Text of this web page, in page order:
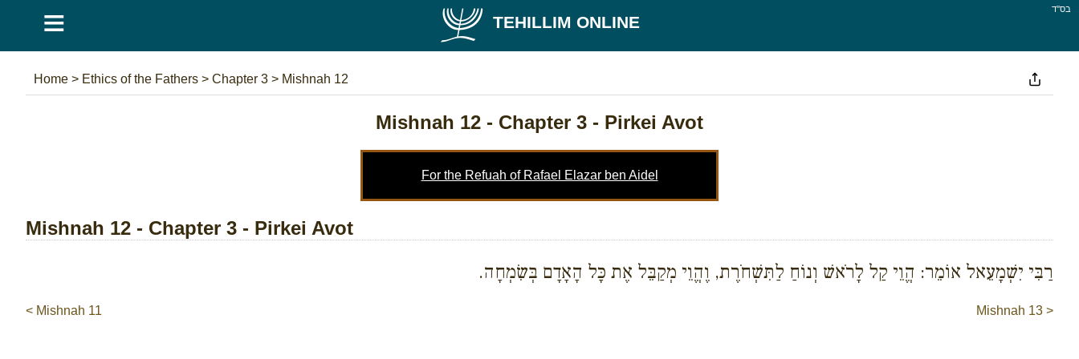
בס''ד ≡ TEHILLIM ONLINE
Home > Ethics of the Fathers > Chapter 3 > Mishnah 12
Mishnah 12 - Chapter 3 - Pirkei Avot
For the Refuah of Rafael Elazar ben Aidel
Mishnah 12 - Chapter 3 - Pirkei Avot
רַבִּי יִשְׁמָעֵאל אוֹמֵר: הֱוֵי קַל לָרֹאשׁ וְנוֹחַ לַתִּשְׁחֹרֶת, וֶהֱוֵי מְקַבֵּל אֶת כָּל הָאָדָם בְּשִׂמְחָה.
< Mishnah 11 Mishnah 13 >